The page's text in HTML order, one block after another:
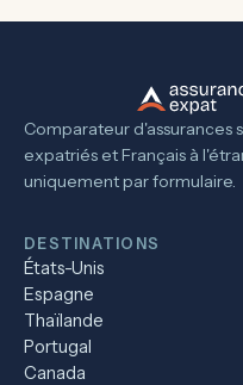
Comparateur d'assurances
expatriés et Français à
uniquement par formulaire.
DESTINATIONS
États-Unis
Espagne
Thaïlande
Portugal
Canada